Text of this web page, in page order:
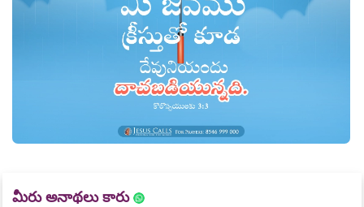
మీరు అనాథలు కారు